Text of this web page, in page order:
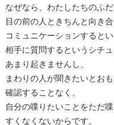
なぜなら、わたしたちのふだ
目の前の人ときちんと向き
コミュニケーションするとい
相手に質問するというシチ
あまり起きませんし、
まわりの人が聞きたいとお
確認することなく、
自分の喋りたいことをただ
すくなくないからです。